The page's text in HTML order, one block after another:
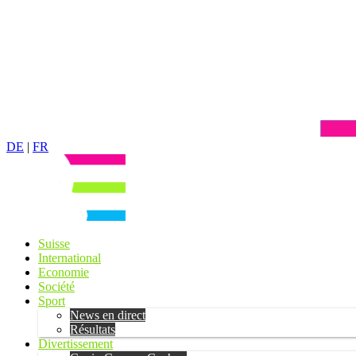
DE | FR
Suisse
International
Economie
Société
Sport
News en direct
Résultats
Divertissement